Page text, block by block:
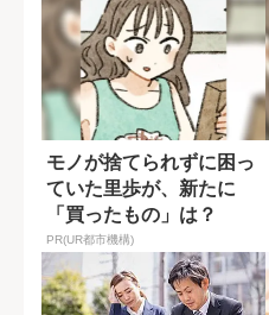
モノが捨てられずに困っ
ていた里歩が、新たに
「買ったもの」は？
PR(UR都市機構)